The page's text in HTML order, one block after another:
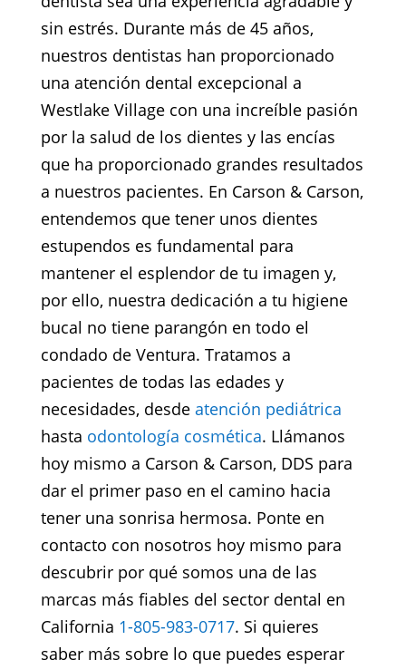
sin estrés. Durante más de 45 años,
nuestros dentistas han proporcionado
una atención dental excepcional a
Westlake Village con una increíble pasión
por la salud de los dientes y las encías
que ha proporcionado grandes resultados
a nuestros pacientes. En Carson & Carson,
entendemos que tener unos dientes
estupendos es fundamental para
mantener el esplendor de tu imagen y,
por ello, nuestra dedicación a tu higiene
bucal no tiene parangón en todo el
condado de Ventura. Tratamos a
pacientes de todas las edades y
necesidades, desde atención pediátrica
hasta odontología cosmética. Llámanos
hoy mismo a Carson & Carson, DDS para
dar el primer paso en el camino hacia
tener una sonrisa hermosa. Ponte en
contacto con nosotros hoy mismo para
descubrir por qué somos una de las
marcas más fiables del sector dental en
California 1-805-983-0717. Si quieres
saber más sobre lo que puedes esperar